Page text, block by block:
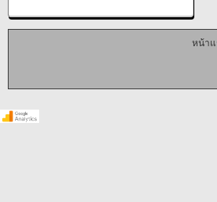
หน้าแ